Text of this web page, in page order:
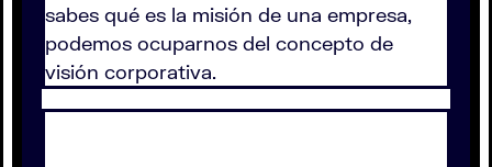
sabes qué es la misión de una empresa,
podemos ocuparnos del concepto de
visión corporativa.